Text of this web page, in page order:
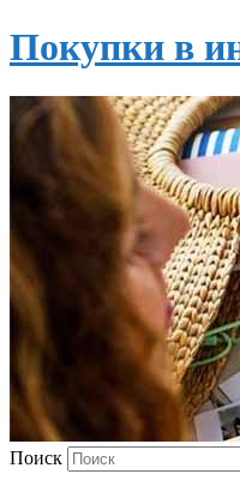
Покупки в
Поиск